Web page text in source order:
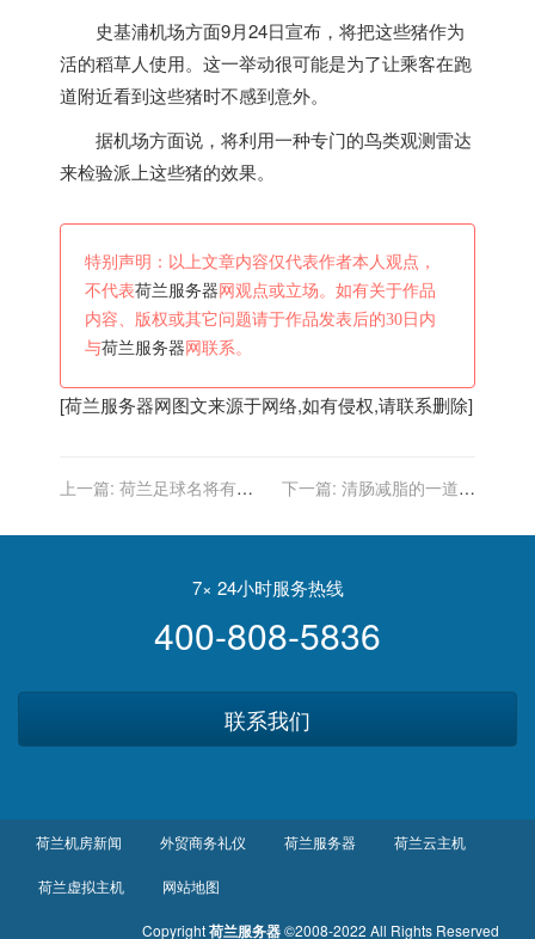
史基浦机场方面9月24日宣布，将把这些猪作为
活的稻草人使用。这一举动很可能是为了让乘客在跑
道附近看到这些猪时不感到意外。
据机场方面说，将利用一种专门的鸟类观测雷达
来检验派上这些猪的效果。
特别声明：以上文章内容仅代表作者本人观点，
不代表荷兰服务器 网观点或立场。如有关于作品
内容、版权或其它问题请于作品发表后的30日内
与荷兰服务器 网联系。
[荷兰服务器网图文来源于网络,如有侵权,请联系删除]
上一篇: 荷兰足球名将有谁
下一篇: 清肠减脂的一道快
炒荷兰豆
7× 24小时服务热线
400-808-5836
联系我们
荷兰机房新闻 外贸商务礼仪 荷兰服务器 荷兰云主机
荷兰虚拟主机 网站地图
Copyright荷兰服务器©2008-2022 All Rights Reserved